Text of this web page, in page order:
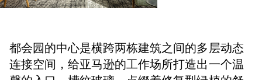
都会园的中心是横跨两栋建筑之间的多层动态
连接空间，给亚马逊的工作场所打造出一个温